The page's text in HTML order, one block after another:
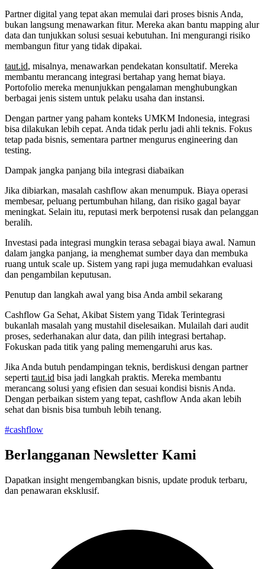
Partner digital yang tepat akan memulai dari proses bisnis Anda,
bukan langsung menawarkan fitur. Mereka akan bantu mapping alur
data dan tunjukkan solusi sesuai kebutuhan. Ini mengurangi risiko
membangun fitur yang tidak dipakai.
taut.id, misalnya, menawarkan pendekatan konsultatif. Mereka
membantu merancang integrasi bertahap yang hemat biaya.
Portofolio mereka menunjukkan pengalaman menghubungkan
berbagai jenis sistem untuk pelaku usaha dan instansi.
Dengan partner yang paham konteks UMKM Indonesia, integrasi
bisa dilakukan lebih cepat. Anda tidak perlu jadi ahli teknis. Fokus
tetap pada bisnis, sementara partner mengurus engineering dan
testing.
Dampak jangka panjang bila integrasi diabaikan
Jika dibiarkan, masalah cashflow akan menumpuk. Biaya operasi
membesar, peluang pertumbuhan hilang, dan risiko gagal bayar
meningkat. Selain itu, reputasi merk berpotensi rusak dan pelanggan
beralih.
Investasi pada integrasi mungkin terasa sebagai biaya awal. Namun
dalam jangka panjang, ia menghemat sumber daya dan membuka
ruang untuk scale up. Sistem yang rapi juga memudahkan evaluasi
dan pengambilan keputusan.
Penutup dan langkah awal yang bisa Anda ambil sekarang
Cashflow Ga Sehat, Akibat Sistem yang Tidak Terintegrasi
bukanlah masalah yang mustahil diselesaikan. Mulailah dari audit
proses, sederhanakan alur data, dan pilih integrasi bertahap.
Fokuskan pada titik yang paling memengaruhi arus kas.
Jika Anda butuh pendampingan teknis, berdiskusi dengan partner
seperti taut.id bisa jadi langkah praktis. Mereka membantu
merancang solusi yang efisien dan sesuai kondisi bisnis Anda.
Dengan perbaikan sistem yang tepat, cashflow Anda akan lebih
sehat dan bisnis bisa tumbuh lebih tenang.
#cashflow
Berlangganan Newsletter Kami
Dapatkan insight mengembangkan bisnis, update produk terbaru,
dan penawaran eksklusif.